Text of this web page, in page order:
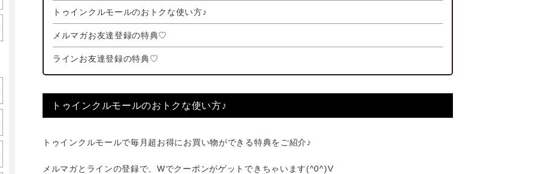
トゥインクルモールのおトクな使い方♪
メルマガお友達登録の特典♡
ラインお友達登録の特典♡
トゥインクルモールのおトクな使い方♪
トゥインクルモールで毎月超お得にお買い物ができる特典をご紹介♪
メルマガとラインの登録で、Wでクーポンがゲットできちゃいます(^0^)V